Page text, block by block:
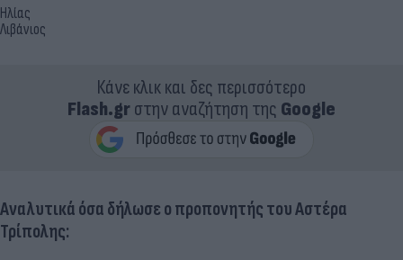
Ηλίας
Λιβάνιος
Κάνε κλικ και δες περισσότερο
Flash.grστην αναζήτηση της Google
Αναλυτικά όσα δήλωσε ο προπονητής του Αστέρα
Τρίπολης: